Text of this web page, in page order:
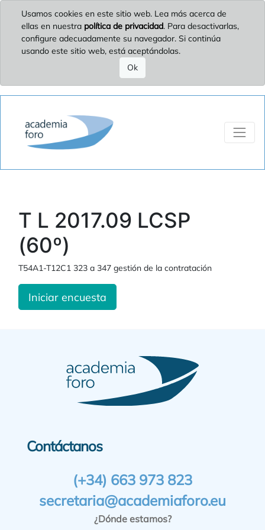
Usamos cookies en este sitio web. Lea más acerca de
ellas en nuestra política de privacidad. Para desactivarlas,
configure adecuadamente su navegador. Si continúa
usando este sitio web, está aceptándolas.
Ok
T L 2017.09 LCSP
(60º)
T54A1-T12C1 323 a 347 gestión de la contratación
Iniciar encuesta
Contáctanos
(+34) 663 973 823
secretaria@academiaforo.eu
¿Dónde estamos?